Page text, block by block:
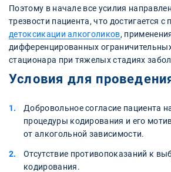
Поэтому в начале все усилия
трезвости пациента, что достигается
детоксикации алкоголиков,
дифференцированных
стационара при тяжелых стадиях
Условия для
Добровольное согласие пациента
процедуры кодирования и его
от алкогольной зависимости.
Отсутствие противопоказаний к
кодирования.